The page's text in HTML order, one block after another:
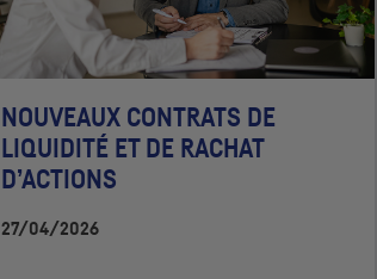
NOUVEAUX CONTRATS DE
LIQUIDITÉ ET DE RACHAT
D’ACTIONS
27/04/2026